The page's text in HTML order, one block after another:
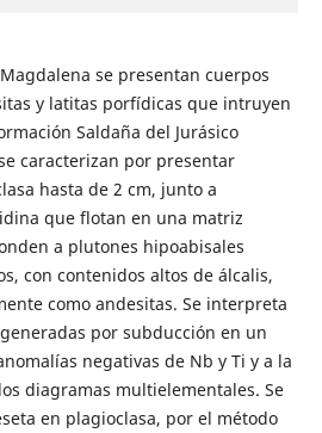
se presentan cuerpos
y latitas porfídicas que intruyen
Saldaña del Jurásico
caracterizan por presentar
hasta de 2 cm, junto a
que flotan en una matriz
a plutones hipoabisales
con contenidos altos de álcalis,
como andesitas. Se interpreta
por subducción en un
negativas de Nb y Ti y a la
diagramas multielementales. Se
en plagioclasa, por el método